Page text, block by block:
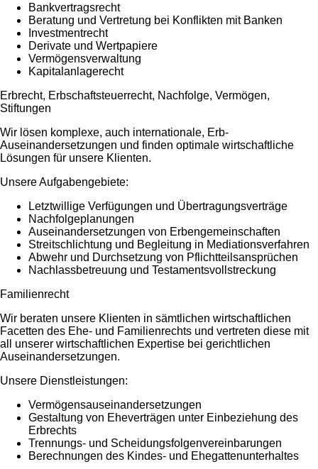
Bankvertragsrecht
Beratung und Vertretung bei Konflikten mit Banken
Investmentrecht
Derivate und Wertpapiere
Vermögensverwaltung
Kapitalanlagerecht
Erbrecht, Erbschaftsteuerrecht, Nachfolge, Vermögen,
Stiftungen
Wir lösen komplexe, auch internationale, Erb-
Auseinandersetzungen und finden optimale wirtschaftliche
Lösungen für unsere Klienten.
Unsere Aufgabengebiete:
Letztwillige Verfügungen und Übertragungsverträge
Nachfolgeplanungen
Auseinandersetzungen von Erbengemeinschaften
Streitschlichtung und Begleitung in Mediationsverfahren
Abwehr und Durchsetzung von Pflichtteilsansprüchen
Nachlassbetreuung und Testamentsvollstreckung
Familienrecht
Wir beraten unsere Klienten in sämtlichen wirtschaftlichen
Facetten des Ehe- und Familienrechts und vertreten diese mit
all unserer wirtschaftlichen Expertise bei gerichtlichen
Auseinandersetzungen.
Unsere Dienstleistungen:
Vermögensauseinandersetzungen
Gestaltung von Eheverträgen unter Einbeziehung des
Erbrechts
Trennungs- und Scheidungsfolgenvereinbarungen
Berechnungen des Kindes- und Ehegattenunterhaltes